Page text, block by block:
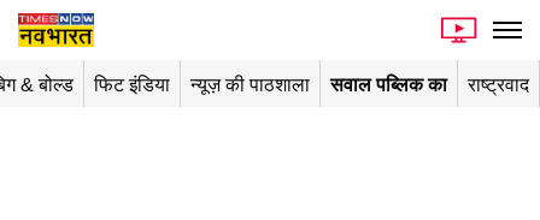
& बोल्ड फिट इंडिया न्यूज़ की पाठशाला सवाल पब्लिक का राष्ट्रवाद